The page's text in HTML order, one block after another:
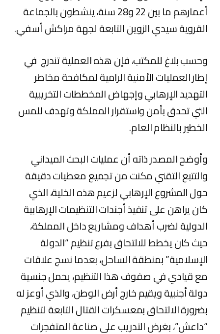
أعمارهم ما بين 22 و28 سنة، ينشطون بالجماعة
القروية سيدي الزوين التابعة لجهة مراكش أسفي.
وحسب بلاغ للمكتب، فإن هذه العملية تندرج في
إطار العمليات الأمنية الرامية لمكافحة مخاطر
التهديد الإرهابي وإجهاض المخططات التخريبية
التي تحدق بأمن واستقرار المملكة وتهدف للمس
الخطير بالنظام العام.
وأوضح المصدر ذاته أن عمليات البحث الميداني
والتتبع التقني مكنت من تجميع معطيات دقيقة
حول المشروع الإرهابي لزعيم هذه الخلية، الذي
كان يراهن على تنفيذ أجندات التنظيمات الإرهابية
الدولية لضرب أهداف ومشاريع داخل المملكة،
حيث كان يخطط للالتحاق بفرع تنظيم “الدولة
الإسلامية” بمنطقة الساحل، بعدما نسج علاقات
مع قيادي في صفوف هذا التنظيم، يحمل جنسية
دولة أجنبية ويقيم خارج أرض الوطن، والذي أوعز له
بضرورة الالتحاق بمعسكرات القتال التابعة لتنظيم
“داعش”، بغرض التدريب على صناعة المتفجرات